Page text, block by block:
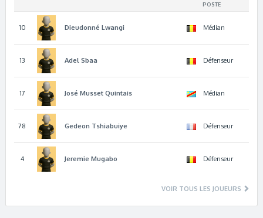
POSTE
10 Dieudonné Lwangi Médian
13 Adel Sbaa Défenseur
17 José Musset Quintais Médian
78 Gedeon Tshiabuiye Défenseur
4 Jeremie Mugabo Défenseur
VOIR TOUS LES JOUEURS